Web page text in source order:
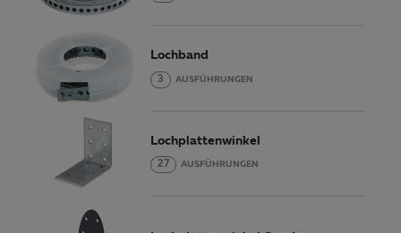
Lochband
3 AUSFÜHRUNGEN
Lochplattenwinkel
27 AUSFÜHRUNGEN